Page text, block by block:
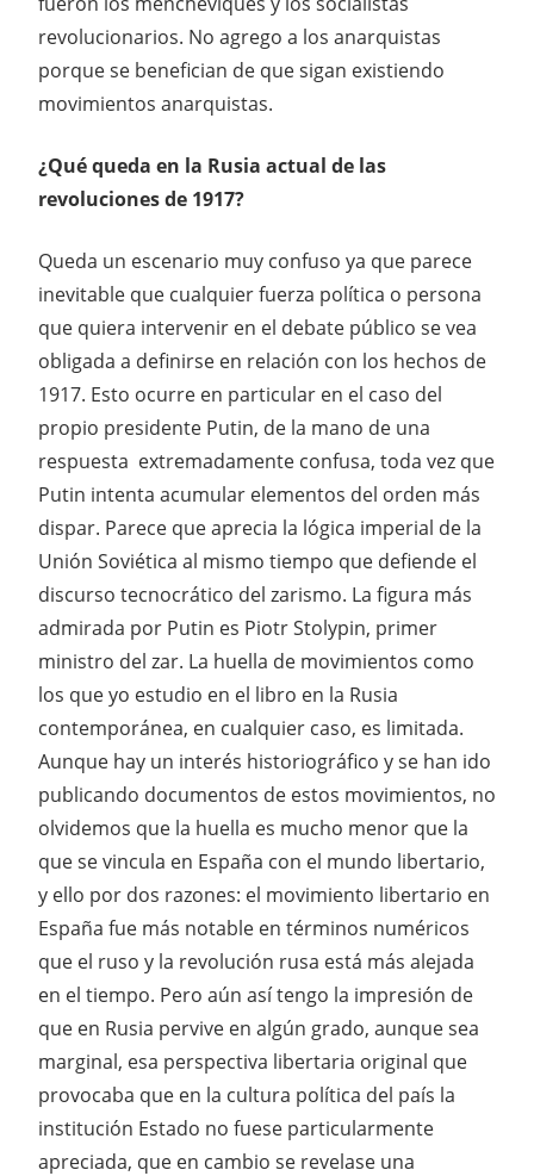
revolucionarios. No agrego a los anarquistas
porque se benefician de que sigan existiendo
movimientos anarquistas.
¿Qué queda en la Rusia actual de las
revoluciones de 1917?
Queda un escenario muy confuso ya que parece
inevitable que cualquier fuerza política o persona
que quiera intervenir en el debate público se vea
obligada a definirse en relación con los hechos de
1917. Esto ocurre en particular en el caso del
propio presidente Putin, de la mano de una
respuesta extremadamente confusa, toda vez que
Putin intenta acumular elementos del orden más
dispar. Parece que aprecia la lógica imperial de la
Unión Soviética al mismo tiempo que defiende el
discurso tecnocrático del zarismo. La figura más
admirada por Putin es Piotr Stolypin, primer
ministro del zar. La huella de movimientos como
los que yo estudio en el libro en la Rusia
contemporánea, en cualquier caso, es limitada.
Aunque hay un interés historiográfico y se han ido
publicando documentos de estos movimientos, no
olvidemos que la huella es mucho menor que la
que se vincula en España con el mundo libertario,
y ello por dos razones: el movimiento libertario en
España fue más notable en términos numéricos
que el ruso y la revolución rusa está más alejada
en el tiempo. Pero aún así tengo la impresión de
que en Rusia pervive en algún grado, aunque sea
marginal, esa perspectiva libertaria original que
provocaba que en la cultura política del país la
institución Estado no fuese particularmente
apreciada, que en cambio se revelase una